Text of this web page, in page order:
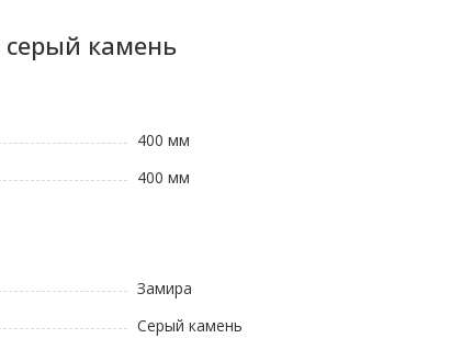
серый камень
400 мм
400 мм
Замира
Серый камень